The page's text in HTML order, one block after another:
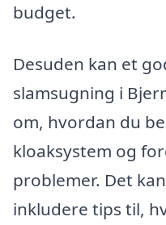
budget.
Desuden kan et
slamsugning i
om, hvordan du
kloaksystem og
problemer. Det
inkludere tips til,